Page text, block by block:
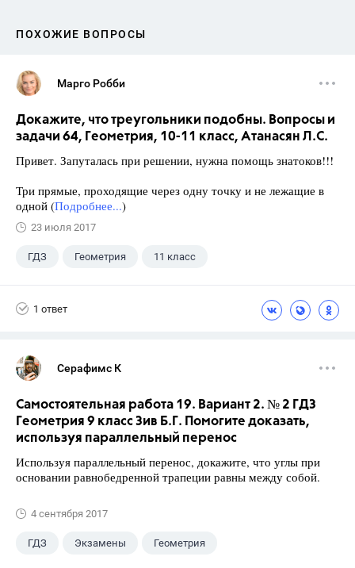
ПОХОЖИЕ ВОПРОСЫ
Марго Робби
Докажите, что треугольники подобны. Вопросы и
задачи 64, Геометрия, 10-11 класс, Атанасян Л.С.
Привет. Запуталась при решении, нужна помощь знатоков!!!
Три прямые, проходящие через одну точку и не лежащие в
одной (Подробнее...)
23 июля 2017
ГДЗ Геометрия 11 класс
1 ответ
Серафимс К
Самостоятельная работа 19. Вариант 2. № 2 ГДЗ
Геометрия 9 класс Зив Б.Г. Помогите доказать,
используя параллельный перенос
Используя параллельный перенос, докажите, что углы при
основании равнобедренной трапеции равны между собой.
4 сентября 2017
ГДЗ Экзамены Геометрия